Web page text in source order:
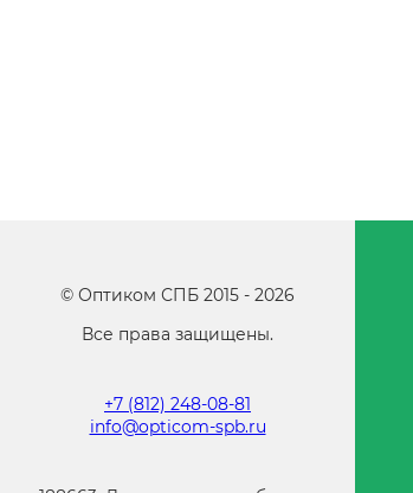
© Оптиком СПБ 2015 - 2026
Все права защищены.
+7 (812) 248-08-81
info@opticom-spb.ru